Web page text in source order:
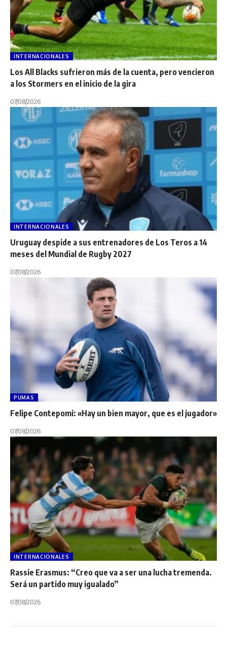
INTERNACIONALES
Los All Blacks sufrieron más de la cuenta, pero vencieron
a los Stormers en el inicio de la gira
07/08/2026
INTERNACIONALES
Uruguay despide a sus entrenadores de Los Teros a 14
meses del Mundial de Rugby 2027
07/08/2026
PUMAS
Felipe Contepomi: «Hay un bien mayor, que es el jugador»
07/08/2026
INTERNACIONALES
Rassie Erasmus: “Creo que va a ser una lucha tremenda.
Será un partido muy igualado”
07/08/2026